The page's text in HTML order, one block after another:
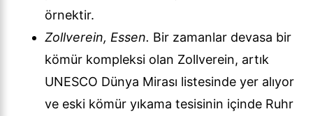
örnektir.
Zollverein, Essen. Bir zamanlar devasa bir
kömür kompleksi olan Zollverein, artık
UNESCO Dünya Mirası listesinde yer alıyor
ve eski kömür yıkama tesisinin içinde Ruhr